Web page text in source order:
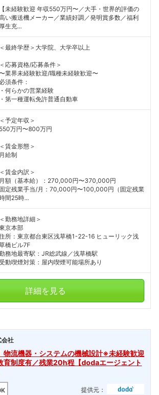
【未経験歓迎 年収550万円〜／大手・世界的評価の
い搬送機メーカー／業績好調／発明賞多数／福利
厚生充...
＜最終学歴＞大学院、大学卒以上
＜応募資格/応募条件＞
業界未経験歓迎/職種未経験歓迎〜
必須条件：
・何らかの営業経験
・第一種運転免許普通自動車
＜予定年収＞
550万円〜800万円
＜賃金形態＞
月給制
＜賃金内訳＞
月額（基本給）：270,000円〜370,000円
固定残業手当/月：70,000円〜100,000円（固定残業
間25時...
＜勤務地詳細＞
京本部
所：東京都台東区浅草橋1-22-16 ヒューリック浅
橋ビル7F
務地最寄駅：JR総武線／浅草橋駅
動喫煙対策：屋内喫煙可能場所あり
詳細を見る
会社
物流機器・システムの機械設計※未経験歓迎
育制度有／残業20h程【dodaエージェント
提供元：